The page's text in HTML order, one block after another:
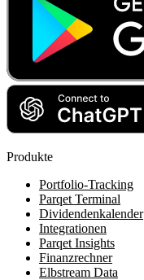
Produkte
Portfolio-Tracking
Parqet Terminal
Dividendenkalender
Integrationen
Parqet Insights
Finanzrechner
Elbstream Data